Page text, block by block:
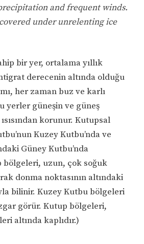
and frequent winds.
under unrelenting ice
bir yer, ortalama yıllık
derecenin altında olduğu
her zaman buz ve karlı
yerler güneşin ve güneş
ısısından korunur. Kutupsal
Kuzey Kutbu’nda ve
Güney Kutbu’nda
uzun, çok soğuk
donma noktasının altındaki
bilinir. Kuzey Kutbu bölgeleri
görür. Kutup bölgeleri,
altında kaplıdır.)